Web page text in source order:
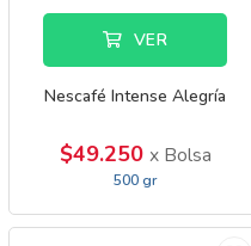
VER
Nescafé Intense Alegría
$49.250 x Bolsa
500 gr